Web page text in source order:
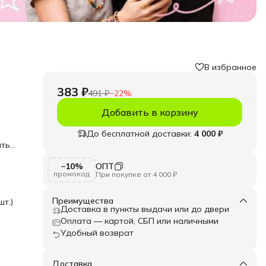
В избранное
383 ₽491 ₽−22%
Добавить в корзину
До бесплатной доставки: 4 000 ₽
−10%
промокод
ОПТ
При покупке от 4 000 ₽
Преимущества
Доставка в пункты выдачи или до двери
Оплата — картой, СБП или наличными
Удобный возврат
Доставка